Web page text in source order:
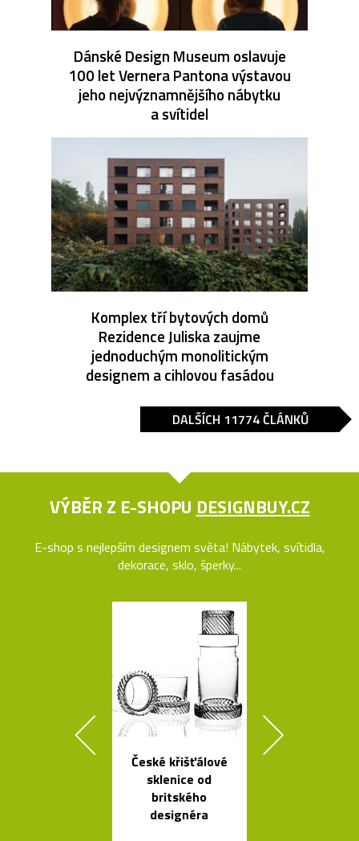
Dánské Design Museum oslavuje
100 let Vernera Pantona výstavou
jeho nejvýznamnějšího nábytku
a svítidel
Komplex tří bytových domů
Rezidence Juliska zaujme
jednoduchým monolitickým
designem a cihlovou fasádou
DALŠÍCH 11774 ČLÁNKŮ
VÝBĚR Z E-SHOPU DESIGNBUY.CZ
E-shop s nejlepším designem světa! Nábytek, svítidla,
dekorace, sklo, šperky...
České křišťálové
sklenice od
britského
designéra